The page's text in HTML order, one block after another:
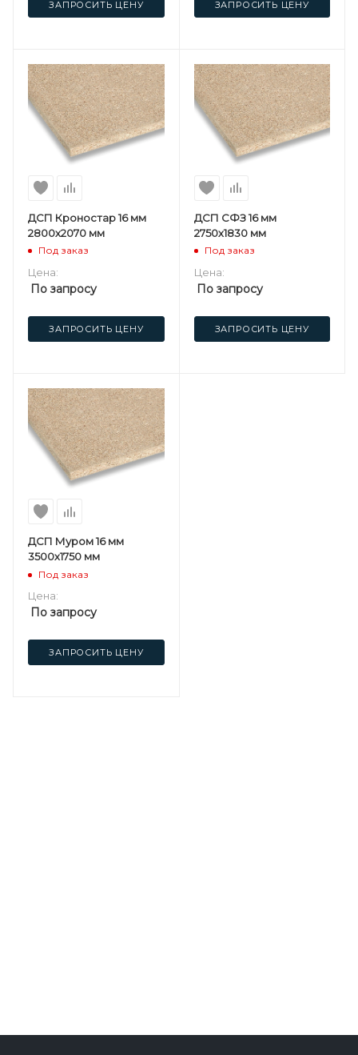
ЗАПРОСИТЬ ЦЕНУ ЗАПРОСИТЬ ЦЕНУ
ДСП Кроностар 16 мм
2800х2070 мм
Под заказ
Цена:
По запросу
ЗАПРОСИТЬ ЦЕНУ
ДСП СФЗ 16 мм
2750х1830 мм
Под заказ
Цена:
По запросу
ЗАПРОСИТЬ ЦЕНУ
ДСП Муром 16 мм
3500х1750 мм
Под заказ
Цена:
По запросу
ЗАПРОСИТЬ ЦЕНУ